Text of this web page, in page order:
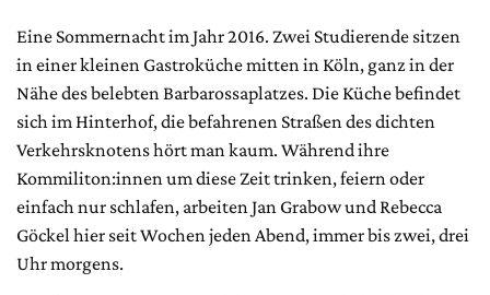
Eine Sommernacht im Jahr 2016. Zwei Studierende sitzen
in einer kleinen Gastroküche mitten in Köln, ganz in der
Nähe des belebten Barbarossaplatzes. Die Küche befindet
sich im Hinterhof, die befahrenen Straßen des dichten
Verkehrsknotens hört man kaum. Während ihre
Kommiliton:innen um diese Zeit trinken, feiern oder
einfach nur schlafen, arbeiten Jan Grabow und Rebecca
Göckel hier seit Wochen jeden Abend, immer bis zwei, drei
Uhr morgens.